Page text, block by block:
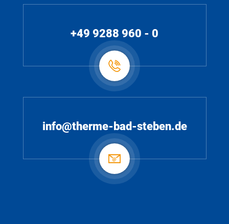
+49 9288 960 - 0
info@therme-bad-steben.de